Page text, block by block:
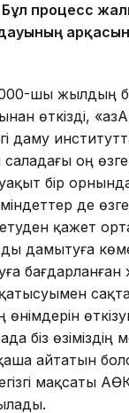
процесс
шы жылдың
өткізді,
даму
саладағы оң
бір
де
қажет
дамытуға
біз өзіміздің
айтатын
мақсаты